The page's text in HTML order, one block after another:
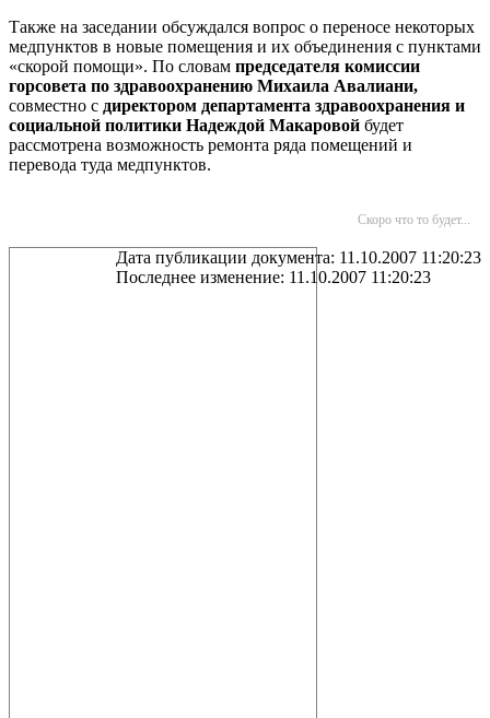
Также на заседании обсуждался вопрос о переносе некоторых
медпунктов в новые помещения и их объединения с пунктами
«скорой помощи». По словам председателя комиссии
горсовета по здравоохранению Михаила Авалиани,
совместно с директором департамента здравоохранения и
социальной политики Надеждой Макаровой будет
рассмотрена возможность ремонта ряда помещений и
перевода туда медпунктов.
Скоро что то будет...
Дата публикации документа: 11.10.2007 11:20:23
Последнее изменение: 11.10.2007 11:20:23